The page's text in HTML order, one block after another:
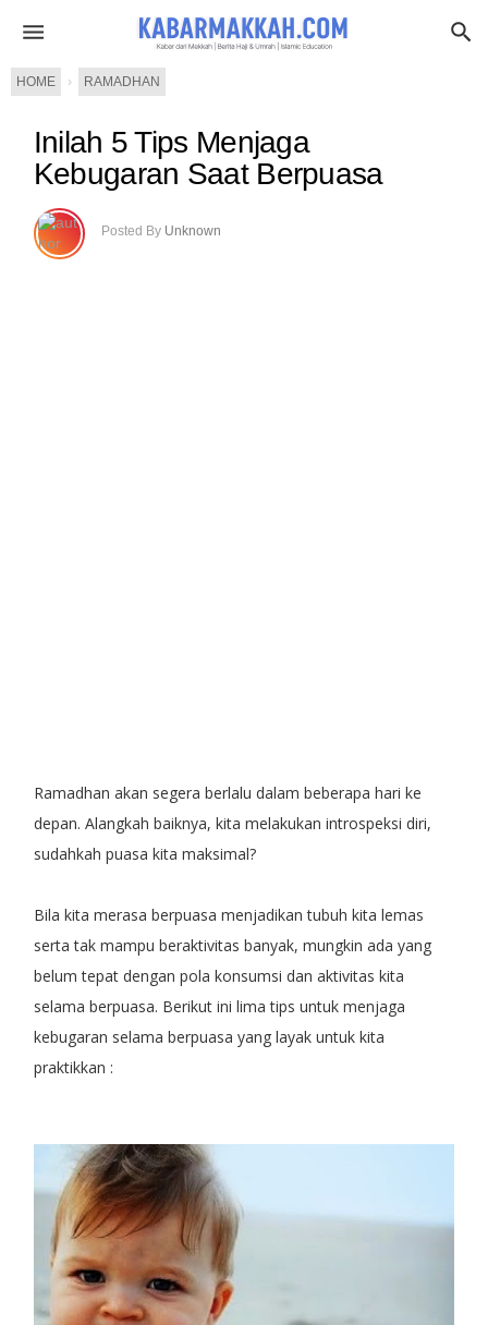
HOME › RAMADHAN
Inilah 5 Tips Menjaga
Kebugaran Saat Berpuasa
Posted By Unknown
Ramadhan akan segera berlalu dalam beberapa hari ke
depan. Alangkah baiknya, kita melakukan introspeksi diri,
sudahkah puasa kita maksimal?
Bila kita merasa berpuasa menjadikan tubuh kita lemas
serta tak mampu beraktivitas banyak, mungkin ada yang
belum tepat dengan pola konsumsi dan aktivitas kita
selama berpuasa. Berikut ini lima tips untuk menjaga
kebugaran selama berpuasa yang layak untuk kita
praktikkan :